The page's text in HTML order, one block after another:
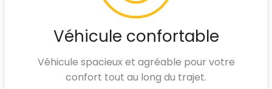
Véhicule confortable
Véhicule spacieux et agréable pour votre
confort tout au long du trajet.